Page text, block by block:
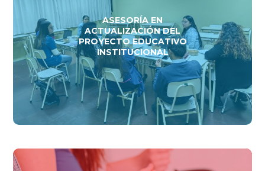
ASESORÍA EN
ACTUALIZACIÓN DEL
PROYECTO EDUCATIVO
INSTITUCIONAL